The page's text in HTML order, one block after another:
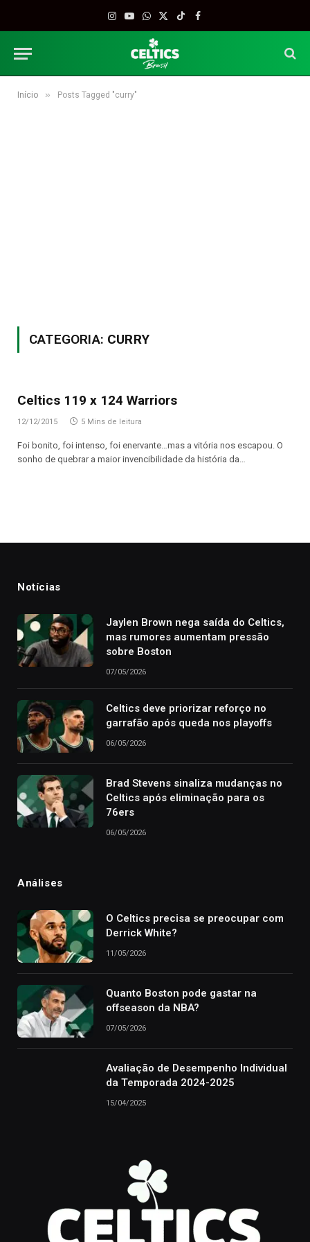
Instagram
YouTube
WhatsApp
X
TikTokFacebook
Início » Posts Tagged "curry"
CATEGORIA: CURRY
Celtics 119 x 124 Warriors
12/12/2015 5 Mins de leitura
Foi bonito, foi intenso, foi enervante…mas a vitória nos escapou. O
sonho de quebrar a maior invencibilidade da história da…
Notícias
Jaylen Brown nega saída do Celtics,
mas rumores aumentam pressão
sobre Boston
07/05/2026
Celtics deve priorizar reforço no
garrafão após queda nos playoffs
06/05/2026
Brad Stevens sinaliza mudanças no
Celtics após eliminação para os
76ers
06/05/2026
Análises
O Celtics precisa se preocupar com
Derrick White?
11/05/2026
Quanto Boston pode gastar na
offseason da NBA?
07/05/2026
Avaliação de Desempenho Individual
da Temporada 2024-2025
15/04/2025